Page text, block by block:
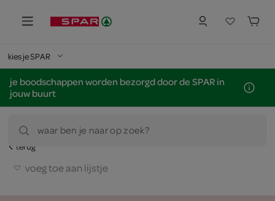
kies je SPAR
je boodschappen worden bezorgd door de SPAR in
jouw buurt
waar ben je naar op zoek?
terug
voeg toe aan lijstje